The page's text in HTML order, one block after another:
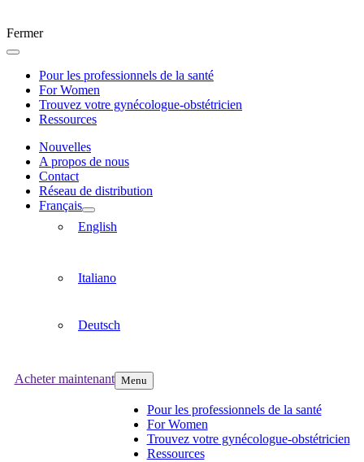
Fermer
Pour les professionnels de la santé
For Women
Trouvez votre gynécologue-obstétricien
Ressources
Nouvelles
A propos de nous
Contact
Réseau de distribution
Français
English
Italiano
Deutsch
Acheter maintenant Menu
Pour les professionnels de la santé
For Women
Trouvez votre gynécologue-obstétricien
Ressources